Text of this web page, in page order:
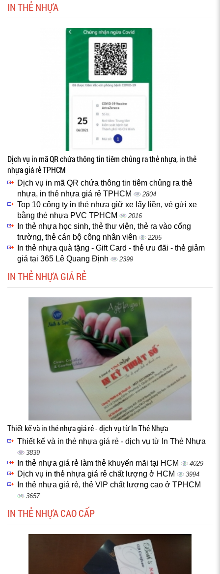
IN THẺ NHỰA
Dịch vụ in mã QR chứa thông tin tiêm chủng ra thẻ nhựa, in thẻ
nhựa giá rẻ TPHCM
Dịch vụ in mã QR chứa thông tin tiêm chủng ra thẻ
nhựa, in thẻ nhựa giá rẻ TPHCM
2804
Top 10 công ty in thẻ nhựa giữ xe lấy liền, vé gửi xe
bằng thẻ nhựa PVC TPHCM
2016
In thẻ nhựa học sinh, thẻ thư viện, thẻ ra vào cổng
trường, thẻ cán bộ công nhân viên
2285
In thẻ nhựa quà tặng - Gift Card - thẻ ưu đãi - thẻ giảm
giá tại 365 Lê Quang Định
2399
IN THẺ NHỰA GIÁ RẺ
Thiết kế và in thẻ nhựa giá rẻ - dịch vụ từ In Thẻ Nhựa
Thiết kế và in thẻ nhựa giá rẻ - dịch vụ từ In Thẻ Nhựa
3839
In thẻ nhựa giá rẻ làm thẻ khuyến mãi tại HCM 4029
Dịch vụ in thẻ nhựa giá rẻ chất lượng ở HCM 3994
In thẻ nhựa giá rẻ, thẻ VIP chất lượng cao ở TPHCM
3657
IN THẺ NHỰA CAO CẤP